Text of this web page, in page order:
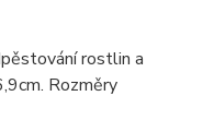
rostlin a
Rozměry